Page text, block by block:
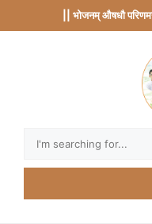
to
|| भोजनम् औषधौ